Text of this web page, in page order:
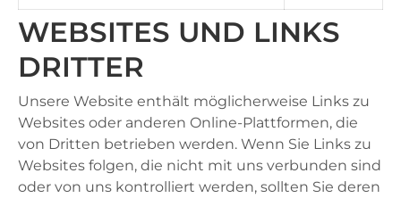
WEBSITES UND LINKS
DRITTER
Unsere Website enthält möglicherweise Links zu
Websites oder anderen Online-Plattformen, die
von Dritten betrieben werden. Wenn Sie Links zu
Websites folgen, die nicht mit uns verbunden sind
oder von uns kontrolliert werden, sollten Sie deren